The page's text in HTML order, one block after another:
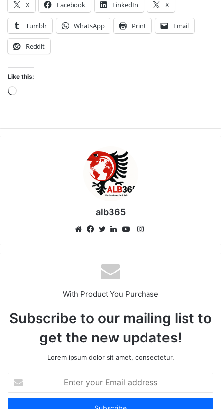
X Facebook LinkedIn X
Tumblr WhatsApp Print Email
Reddit
Like this:
Loading…
alb365
Instagram
With Product You Purchase
Subscribe to our mailing list to
get the new updates!
Lorem ipsum dolor sit amet, consectetur.
your
Email